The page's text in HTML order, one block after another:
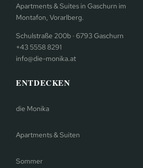
Apartments & Suites in Gaschurn im
Montafon, Vorarlberg.
Schulstraße 200b · 6793 Gaschurn
+43 5558 8291
info@die-monika.at
ENTDECKEN
die Monika
Apartments & Suiten
Sommer